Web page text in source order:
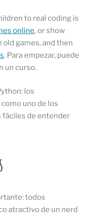
to real coding is
online, or show
games, and then
. Para empezar, puede
un curso.
los
uno de los
fáciles de entender
todos
atractivo de un nerd